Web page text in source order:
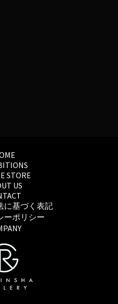
STORE
US
に基づく表記
ーポリシー